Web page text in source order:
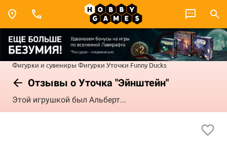
Фигурки и сувениры Фигурки Уточки Funny Ducks
Отзывы о Уточка "Эйнштейн"
Этой игрушкой был Альберт...